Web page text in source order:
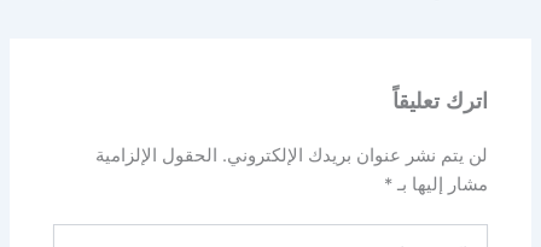
اترك تعليقاً
لن يتم نشر عنوان بريدك الإلكتروني. الحقول الإلزامية
مشار إليها بـ*